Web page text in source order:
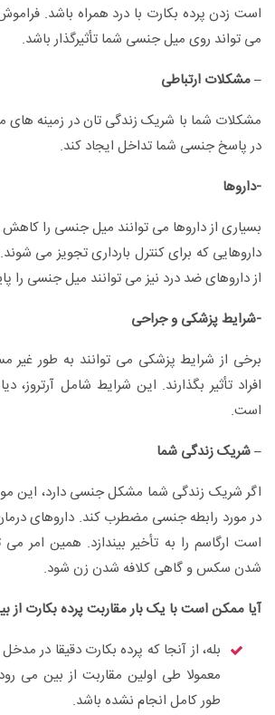
است زدن پرده بکارت با درد همراه باشد.
می تواند روی میل جنسی شما تأثیرگذار باشد.
– مشکلات ارتباطی
مشکلات شما با شریک زندگی تان در زمینه
در پاسخ جنسی شما تداخل ایجاد کند.
-داروها
بسیاری از داروها می توانند میل جنسی را کاهش
داروهایی که برای کنترل بارداری تجویز می
از داروهای ضد درد نیز می توانند میل جنسی را
-شرایط پزشکی و جراحی
برخی از شرایط پزشکی می توانند به طور غیر
افراد تأثیر بگذارند. این شرایط شامل آرتروز،
است.
– شریک زندگی شما
اگر شریک زندگی شما مشکل جنسی دارد، این
در مورد رابطه جنسی مضطرب کند. داروهای
است ارگاسم را به تأخیر بیندازد. همین امر می
شدن سکس و گاهی کلافه شدن زن شود.
آیا ممکن است با یک بار مقاربت پرده بکارت از
بله، از آنجا که پرده بکارت دقیقا در
معمولا طی اولین مقاربت از بین می
طور کامل انجام نشده باشد.